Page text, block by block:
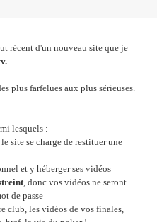
récent d'un nouveau site que je
plus farfelues aux plus sérieuses.
lesquels :
le site se charge de restituer une
et y héberger ses vidéos
, donc vos vidéos ne seront
de passe
club, les vidéos de vos finales,